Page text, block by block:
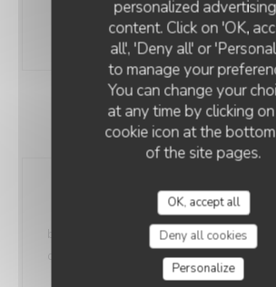
personalized
content. Click on 'OK,
all', 'Deny all' or
to manage your
You can change your
at any time by clicking
cookie icon at the
of the site pages.
OK, accept all
Deny all cookies
Personalize
pré-dessert et un dessert.
74,00 EUR
Accords Mets &
Jeudi, vendredi, samedi soir
5 Séquences
L’accord mets et boissons est une
boissons pensées pour s’harmoniser
du menu. Il comprend un verre par
quantités adaptées.